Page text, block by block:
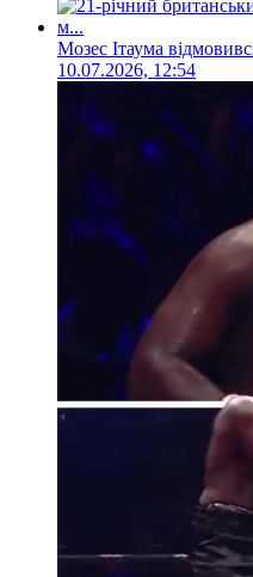
Мозес Ітаума
10.07.2026, 12:54